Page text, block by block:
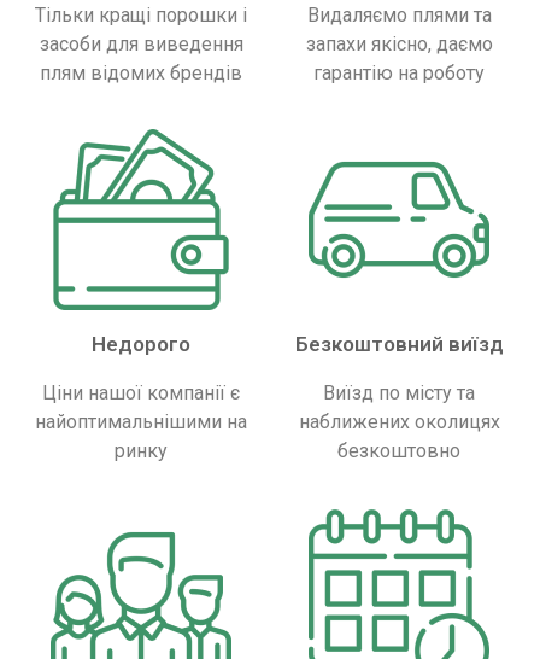
Тільки кращі порошки і
засоби для виведення
плям відомих брендів
Видаляємо плями та
запахи якісно, ​​даємо
гарантію на роботу
Недорого
Ціни нашої компанії є
найоптимальнішими на
ринку
Безкоштовний виїзд
Виїзд по місту та
наближених околицях
безкоштовно